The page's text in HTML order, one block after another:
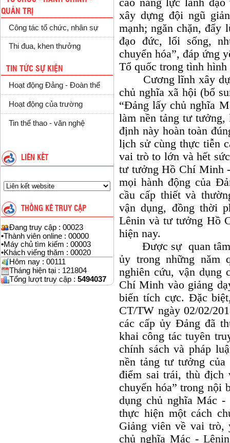
QUẢN TRỊ
Công tác tổ chức, nhân sự
Thi đua, khen thưởng
TIN TỨC SỰ KIỆN
Hoạt động Đảng - Đoàn thể
Hoạt động của trường
Tin thể thao - văn nghệ
LIÊN KẾT
THỐNG KÊ TRUY CẬP
Đang truy cập : 00023
•Thành viên online : 00000
•Máy chủ tìm kiếm : 00003
•Khách viếng thăm : 00020
Hôm nay : 00111
Tháng hiện tại : 121804
Tổng lượt truy cập : 5494037
cao năng lực lãnh
xây dựng đội ngũ
mạnh; ngăn chặn,
đạo đức, lối sống,
chuyển hóa”, đáp ứng
Tổ quốc trong tình
Cương lĩnh xây
chủ nghĩa xã hội (bổ
“Đảng lấy chủ nghĩa
làm nền tảng tư tưởng,
định này hoàn toàn
lịch sử cùng thực tiễn
vai trò to lớn và hết
tư tưởng Hồ Chí Minh
mọi hành động của
cầu cấp thiết và
vận dụng, đồng thời
Lênin và tư tưởng Hồ
hiện nay.
Được sự quan tâm
ủy trong những năm
nghiên cứu, vận dụng
Chí Minh vào giảng
biến tích cực. Đặc
CT/TW ngày 02/02/
các cấp ủy Đảng đã
khai công tác tuyên
chính sách và pháp
nền tảng tư tưởng của
điểm sai trái, thù địch
chuyển hóa” trong nội
dụng chủ nghĩa Mác
thực hiện một cách
Giảng viên về vai trò,
chủ nghĩa Mác -